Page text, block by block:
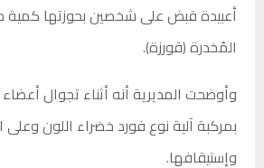
أعبيدة قبض على شخصين بحوزتها
المُخدرة (قورزة).
وأوضحت المديرية أنه أثناء تجوال أعضاء
بمركبة آلية نوع فورد خضراء اللون وعلى
وإستيقافها.